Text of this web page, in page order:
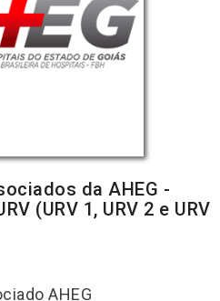
da AHEG -
(URV 1, URV 2 e URV
AHEG